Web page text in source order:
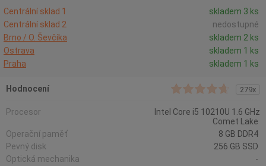
Centrální sklad 1
skladem 3 ks
Centrální sklad 2
nedostupné
Brno / O. Ševčíka
skladem 2 ks
Ostrava
skladem 1 ks
Praha
skladem 1 ks
Hodnocení 279x
Procesor
Intel Core i5 10210U 1.6 GHz
Comet Lake
Operační paměť
8 GB DDR4
Pevný disk
256 GB SSD
Optická mechanika
-